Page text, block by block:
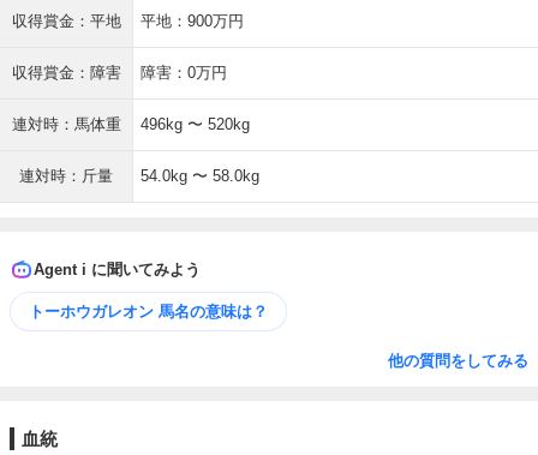
収得賞金：平地 平地：900万円
収得賞金：障害 障害：0万円
連対時：馬体重 496kg 〜 520kg
連対時：斤量 54.0kg 〜 58.0kg
Agent i に聞いてみよう
トーホウガレオン 馬名の意味は？
他の質問をしてみる
血統